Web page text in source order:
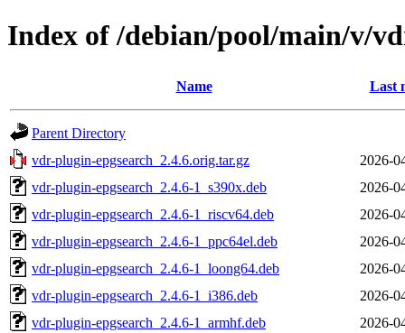
Index of /debian/pool/main/v/
Name Last
Parent Directory
vdr-plugin-epgsearch_2.4.6.orig.tar.gz
2026-
vdr-plugin-epgsearch_2.4.6-1_s390x.deb
2026-
vdr-plugin-epgsearch_2.4.6-1_riscv64.deb
2026-
vdr-plugin-epgsearch_2.4.6-1_ppc64el.deb
2026-
vdr-plugin-epgsearch_2.4.6-1_loong64.deb
2026-
vdr-plugin-epgsearch_2.4.6-1_i386.deb
2026-
vdr-plugin-epgsearch_2.4.6-1_armhf.deb
2026-